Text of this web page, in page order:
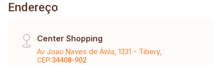
Endereço
Center Shopping
Av Joao Naves de Ávila, 1331 - Tibery,
CEP:34408-902